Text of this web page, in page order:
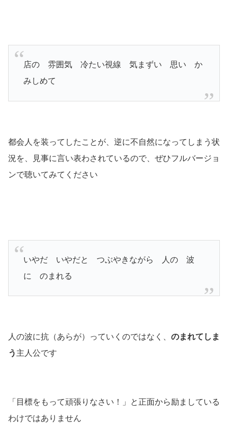
店の 雰囲気 冷たい視線 気まずい 思い か
みしめて
都会人を装ってしたことが、逆に不自然になってしまう状
況を、見事に言い表わされているので、ぜひフルバージョ
ンで聴いてみてください
いやだ いやだと つぶやきながら 人の 波
に のまれる
人の波に抗 （あらが） っていくのではなく、 のまれてしま
う 主人公です
「目標をもって頑張りなさい！」と正面から励ましている
わけではありません